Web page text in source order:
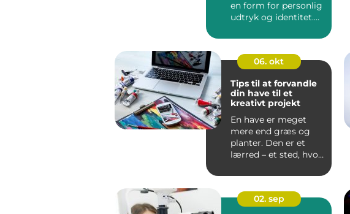
en form for personlig
udtryk og identitet.
06. okt
Tips til at forvandle
din have til et
kreativt projekt
En have er meget
mere end græs og
planter. Den er et
lærred – et sted, hvor
02. sep